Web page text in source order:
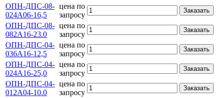
ОПН-ДПС-08-
024А06-16,5
цена по
запросу
Заказать
ОПН-ДПС-08-
082А16-23.0
цена по
запросу
Заказать
ОПН-ДПС-04-
036А16-12,5
цена по
запросу
Заказать
ОПН-ДПС-04-
024А16-25,0
цена по
запросу
Заказать
ОПН-ДПС-04-
012А04-10.0
цена по
запросу
Заказать